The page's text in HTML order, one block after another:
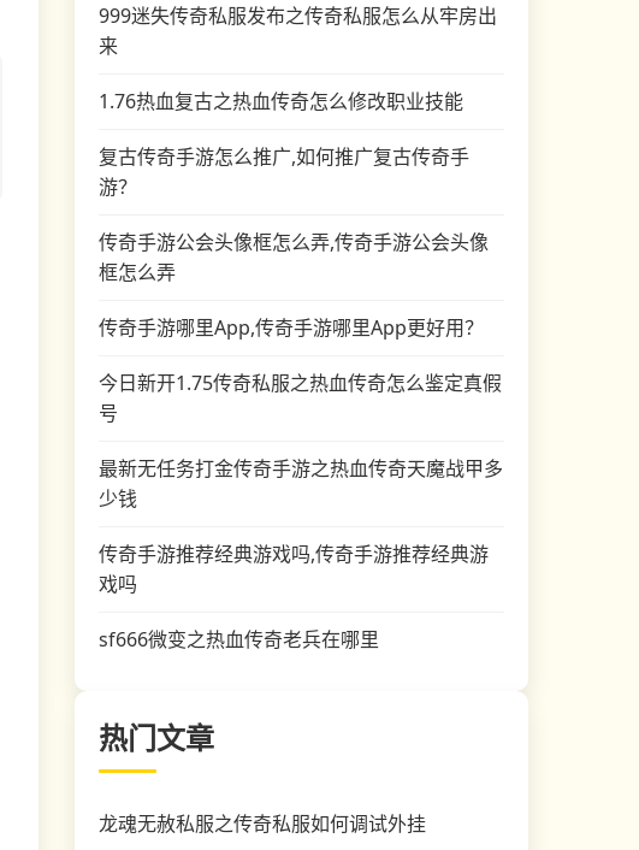
999迷失传奇私服发布之传奇私服怎么从牢房出
来
1.76热血复古之热血传奇怎么修改职业技能
复古传奇手游怎么推广,如何推广复古传奇手
游？
传奇手游公会头像框怎么弄,传奇手游公会头像
框怎么弄
传奇手游哪里App,传奇手游哪里App更好用？
今日新开1.75传奇私服之热血传奇怎么鉴定真假
号
最新无任务打金传奇手游之热血传奇天魔战甲多
少钱
传奇手游推荐经典游戏吗,传奇手游推荐经典游
戏吗
sf666微变之热血传奇老兵在哪里
热门文章
龙魂无赦私服之传奇私服如何调试外挂